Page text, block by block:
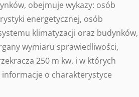
obejmuje wykazy: osób
energetycznej, osób
klimatyzacji oraz budynków,
wymiaru sprawiedliwości,
250 m kw. i w których
o charakterystyce